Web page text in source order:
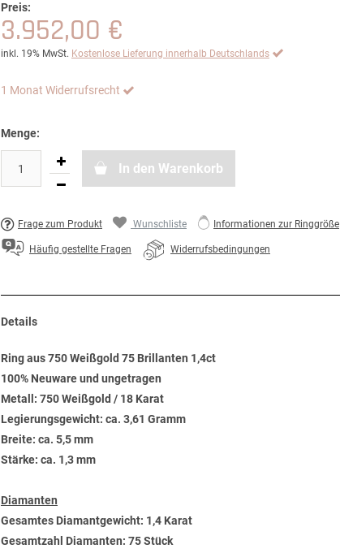
Preis:
3.952,00 €
inkl. 19% MwSt. Kostenlose Lieferung innerhalb Deutschlands
1 Monat Widerrufsrecht
Menge:
In den Warenkorb
Frage zum Produkt Wunschliste Informationen zur Ringgröße
Häufig gestellte Fragen Widerrufsbedingungen
Details
Ring aus 750 Weißgold 75 Brillanten 1,4ct
100% Neuware und ungetragen
Metall: 750 Weißgold / 18 Karat
Legierungsgewicht: ca. 3,61 Gramm
Breite: ca. 5,5 mm
Stärke: ca. 1,3 mm
Diamanten
Gesamtes Diamantgewicht: 1,4 Karat
Gesamtzahl Diamanten: 75 Stück